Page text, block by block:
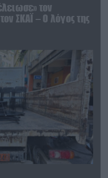
τον
ΣΚΑΪ – Ο λόγος της